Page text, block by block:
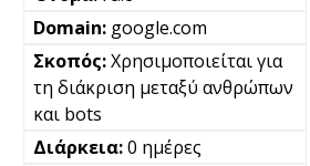
google.com
Χρησιμοποιείται για
τη διάκριση μεταξύ ανθρώπων
και bots
0 ημέρες